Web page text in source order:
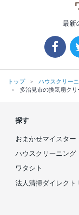
最新
トップ ハウスクリー
多治見市の換気扇ク
探す
おまかせマイスター
ハウスクリーニング
ワタシト
法人清掃ダイレクト